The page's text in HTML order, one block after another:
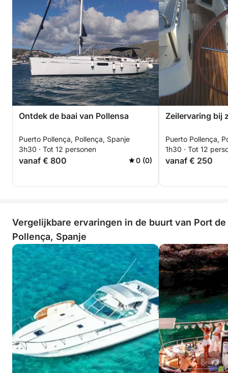
Ontdek de baai van Pollensa
Puerto Pollença, Pollença, Spanje
3h30 · Tot 12 personen
vanaf € 800 0 (0)
Zeilervaring bij
Puerto Pollença,
1h30 · Tot 12
vanaf € 250
Vergelijkbare ervaringen in de buurt van Port de
Pollença, Spanje